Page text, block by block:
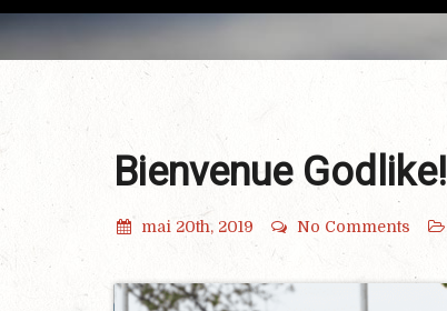
Bienvenue Godlike!
mai 20th, 2019 No Comments